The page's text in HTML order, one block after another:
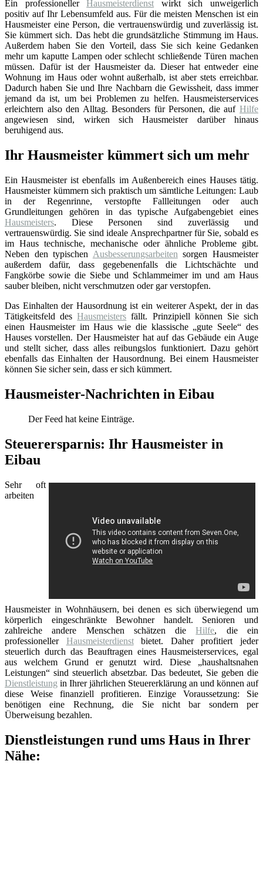
Ein professionellerHausmeisterdienst wirkt sich unweigerlich
positiv auf Ihr Lebensumfeld aus. Für die meisten Menschen ist ein
Hausmeister eine Person, die vertrauenswürdig und zuverlässig ist.
Sie kümmert sich. Das hebt die grundsätzliche Stimmung im Haus.
Außerdem haben Sie den Vorteil, dass Sie sich keine Gedanken
mehr um kaputte Lampen oder schlecht schließende Türen machen
müssen. Dafür ist der Hausmeister da. Dieser hat entweder eine
Wohnung im Haus oder wohnt außerhalb, ist aber stets erreichbar.
Dadurch haben Sie und Ihre Nachbarn die Gewissheit, dass immer
jemand da ist, um bei Problemen zu helfen. Hausmeisterservices
erleichtern also den Alltag. Besonders für Personen, die auf Hilfe
angewiesen sind, wirken sich Hausmeister darüber hinaus
beruhigend aus.
Ihr Hausmeister kümmert sich um mehr
Ein Hausmeister ist ebenfalls im Außenbereich eines Hauses tätig.
Hausmeister kümmern sich praktisch um sämtliche Leitungen: Laub
in der Regenrinne, verstopfte Fallleitungen oder auch
Grundleitungen gehören in das typische Aufgabengebiet eines
Hausmeisters. Diese Personen sind zuverlässig und
vertrauenswürdig. Sie sind ideale Ansprechpartner für Sie, sobald es
im Haus technische, mechanische oder ähnliche Probleme gibt.
Neben den typischen Ausbesserungsarbeiten sorgen Hausmeister
außerdem dafür, dass gegebenenfalls die Lichtschächte und
Fangkörbe sowie die Siebe und Schlammeimer im und am Haus
sauber bleiben, nicht verschmutzen oder gar verstopfen.
Das Einhalten der Hausordnung ist ein weiterer Aspekt, der in das
Tätigkeitsfeld desHausmeisters fällt. Prinzipiell können Sie sich
einen Hausmeister im Haus wie die klassische „gute Seele“ des
Hauses vorstellen. Der Hausmeister hat auf das Gebäude ein Auge
und stellt sicher, dass alles reibungslos funktioniert. Dazu gehört
ebenfalls das Einhalten der Hausordnung. Bei einem Hausmeister
können Sie sicher sein, dass er sich kümmert.
Hausmeister-Nachrichten in Eibau
Der Feed hat keine Einträge.
Steuerersparnis: Ihr Hausmeister in
Eibau
Sehr oft
arbeiten
Hausmeister in Wohnhäusern, bei denen es sich überwiegend um
körperlich eingeschränkte Bewohner handelt. Senioren und
zahlreiche andere Menschen schätzen dieHilfe, die ein
professioneller Hausmeisterdienstbietet. Daher profitiert jeder
steuerlich durch das Beauftragen eines Hausmeisterservices, egal
aus welchem Grund er genutzt wird. Diese „haushaltsnahen
Leistungen“ sind steuerlich absetzbar. Das bedeutet, Sie geben die
Dienstleistung in Ihrer jährlichen Steuererklärung an und können auf
diese Weise finanziell profitieren. Einzige Voraussetzung: Sie
benötigen eine Rechnung, die Sie nicht bar sondern per
Überweisung bezahlen.
Dienstleistungen rund ums Haus in Ihrer
Nähe: